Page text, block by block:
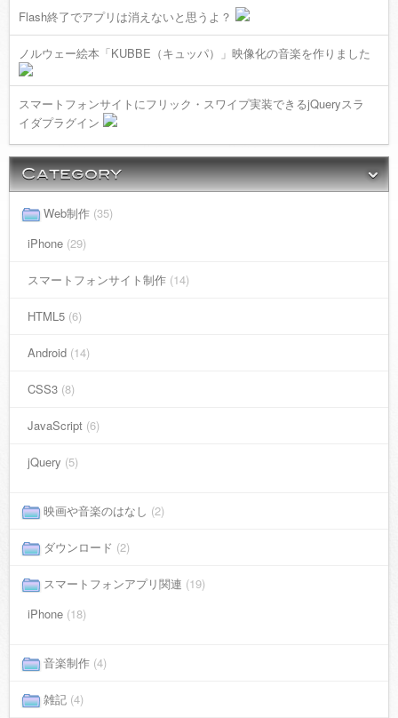
Flash終了でアプリは消えないと思うよ？
ノルウェー絵本「KUBBE（キュッパ）」映像化の音楽を作りました
スマートフォンサイトにフリック・スワイプ実装できるjQueryスラ
イダプラグイン
Web制作 (35)
iPhone (29)
スマートフォンサイト制作 (14)
HTML5 (6)
Android (14)
CSS3 (8)
JavaScript (6)
jQuery (5)
映画や音楽のはなし (2)
ダウンロード (2)
スマートフォンアプリ関連 (19)
iPhone (18)
音楽制作 (4)
雑記 (4)